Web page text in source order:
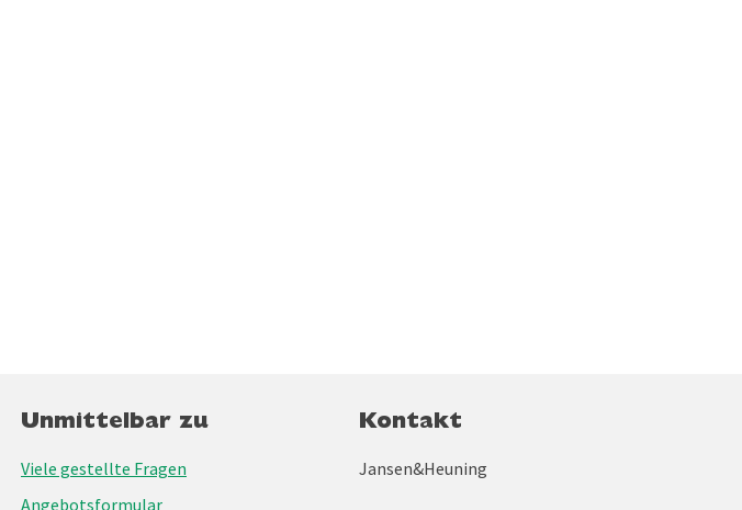
Unmittelbar zu
Viele gestellte Fragen
Angebotsformular
Kontakt
Jansen&Heuning